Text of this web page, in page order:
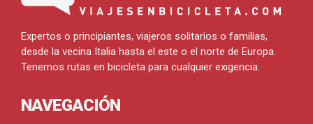
Expertos o principiantes, viajeros solitarios o familias,
desde la vecina Italia hasta el este o el norte de Europa.
Tenemos rutas en bicicleta para cualquier exigencia.
NAVEGACIÓN